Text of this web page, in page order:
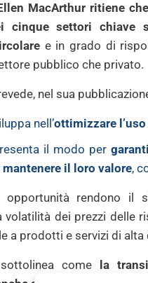
MacArthur ritiene
cinque settori
e in grado di
pubblico che privato.
nel sua
nell’ottimizzare
il modo per
il loro valore,
opportunità rendono il
volatilità dei prezzi delle
a prodotti e servizi di alta
come
la